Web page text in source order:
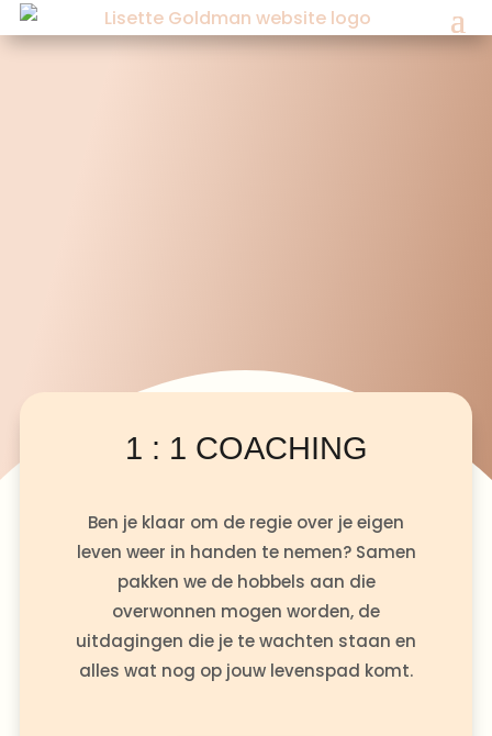
1 : 1 COACHING
Ben je klaar om de regie over je eigen
leven weer in handen te nemen? Samen
pakken we de hobbels aan die
overwonnen mogen worden, de
uitdagingen die je te wachten staan en
alles wat nog op jouw levenspad komt.